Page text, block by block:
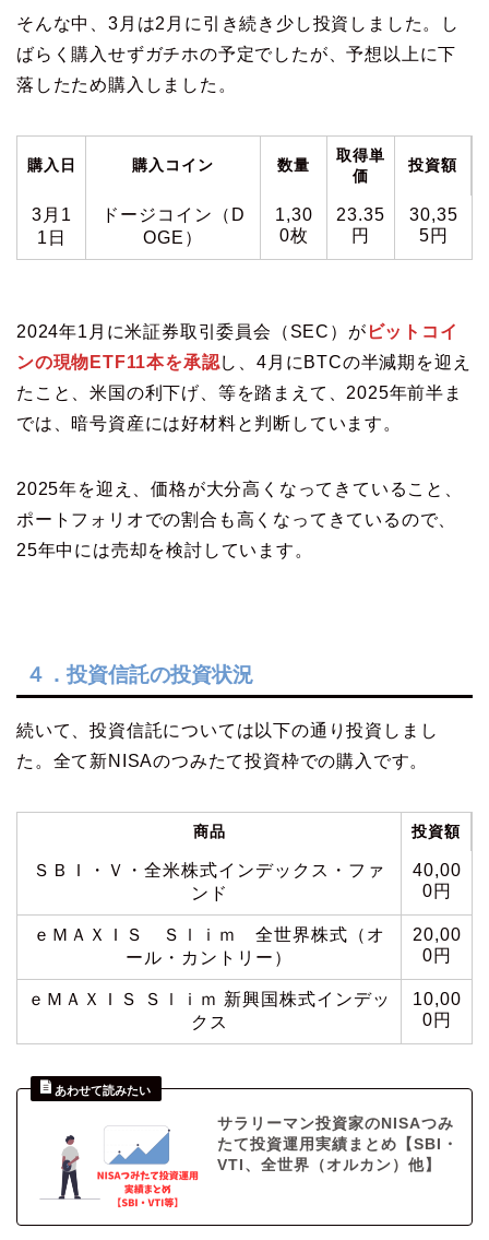
そんな中、3月は2月に引き続き少し投資しました。し
ばらく購入せずガチホの予定でしたが、予想以上に下
落したため購入しました。
購入日 購入コイン 数量
取得単
価
投資額
3月1
1日
ドージコイン（D
OGE）
1,30
0枚
23.35
円
30,35
5円
2024年1月に米証券取引委員会（SEC）が ビットコイ
ンの現物ETF11本を承認し、4月にBTCの半減期を迎え
たこと、米国の利下げ、等を踏まえて、2025年前半ま
では、暗号資産には好材料と判断しています。
2025年を迎え、価格が大分高くなってきていること、
ポートフォリオでの割合も高くなってきているので、
25年中には売却を検討しています。
４．投資信託の投資状況
続いて、投資信託については以下の通り投資しまし
た。全て新NISAのつみたて投資枠での購入です。
商品 投資額
ＳＢＩ・Ｖ・全米株式インデックス・ファ
ンド
40,00
0円
ｅＭＡＸＩＳ Ｓｌｉｍ 全世界株式（オ
ール・カントリー）
20,00
0円
ｅＭＡＸＩＳ Ｓｌｉｍ 新興国株式インデッ
クス
10,00
0円
サラリーマン投資家のNISAつみ
たて投資運用実績まとめ【SBI・
VTI、全世界（オルカン）他】